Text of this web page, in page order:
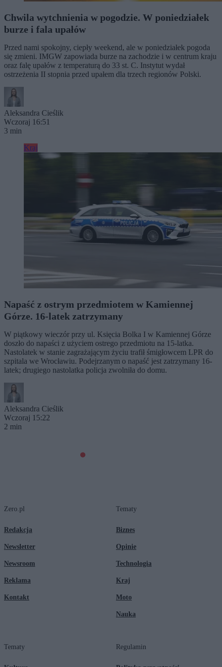
Chwila wytchnienia w pogodzie. W poniedziałek
burze i fala upałów
Przed nami spokojny, ciepły weekend, ale w poniedziałek pogoda
się zmieni. IMGW zapowiada burze na zachodzie i w centrum kraju
oraz falę upałów z temperaturą do 33 st. C. Instytut wydał
ostrzeżenia II stopnia przed upałem dla trzech regionów Polski.
Aleksandra Cieślik
Wczoraj 16:51
3 min
Kraj
Napaść z ostrym przedmiotem w Kamiennej
Górze. 16-latek zatrzymany
W piątkowy wieczór przy ul. Księcia Bolka I w Kamiennej Górze
doszło do napaści z użyciem ostrego przedmiotu na 15-latka.
Nastolatek w stanie zagrażającym życiu trafił śmigłowcem LPR do
szpitala we Wrocławiu. Podejrzanym o napaść jest zatrzymany 16-
latek; drugiego nastolatka policja zwolniła do domu.
Aleksandra Cieślik
Wczoraj 15:22
2 min
Zero.pl
Redakcja
Newsletter
Newsroom
Reklama
Kontakt
Tematy
Biznes
Opinie
Technologia
Kraj
Moto
Nauka
Tematy Regulamin